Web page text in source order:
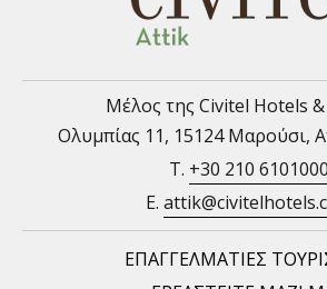
Μέλος της Civitel Hotels
Ολυμπίας 11, 15124 Μαρούσι,
T. +30 210 6101000
E.
ΕΠΑΓΓΕΛΜΑΤΙΕΣ